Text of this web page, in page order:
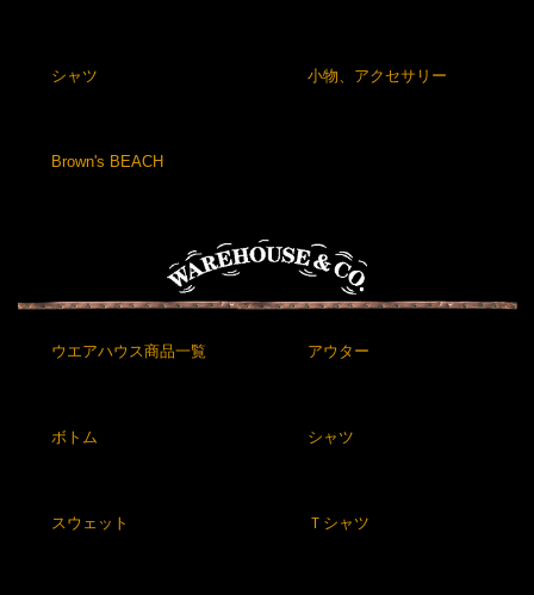
シャツ 小物、アクセサリー
Brown's BEACH
ウエアハウス商品一覧 アウター
ボトム シャツ
スウェット Ｔシャツ